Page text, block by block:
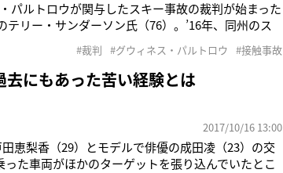
パルトロウが関与したスキー事故の裁判が始まった
リー・サンダーソン氏（76）。’16年、同州のス
は「パルトロウの滑りは制御不能で、原告に激し
#裁判 #グウィネス・パルトロウ #接触事故
にもあった苦い経験とは
2017/10/16 13:00
恵梨香（29）とモデルで俳優の成田凌（23）の交
た車両がほかのターゲットを張り込んでいたとこ